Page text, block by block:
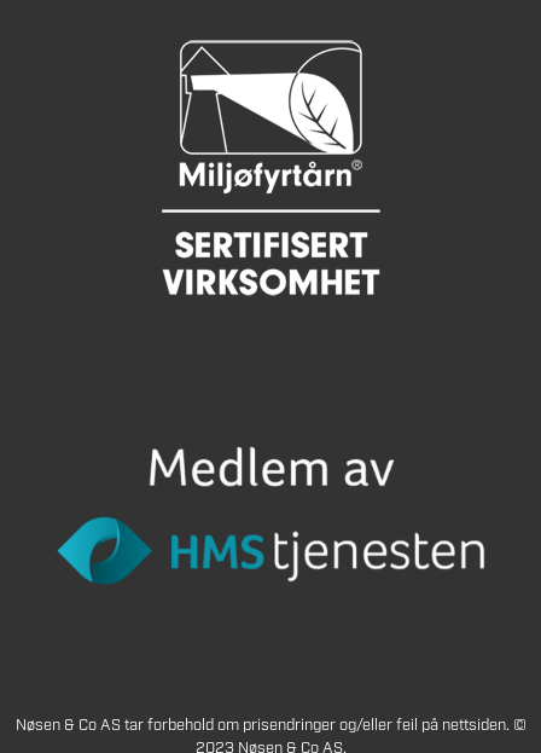
Nøsen & Co AS tar forbehold om prisendringer og/eller feil på nettsiden. ©
2023 Nøsen & Co AS.